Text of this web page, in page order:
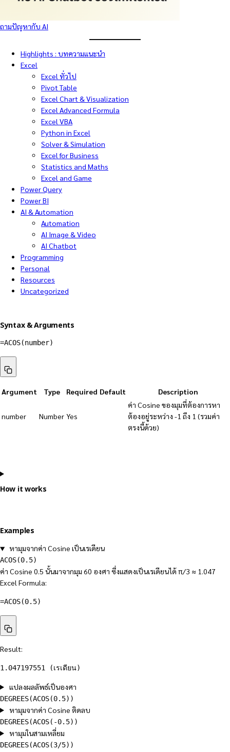
ถามปัญหากับ AI
Highlights : บทความแนะนำ
Excel
Excel ทั่วไป
Pivot Table
Excel Chart & Visualization
Excel Advanced Formula
Excel VBA
Python in Excel
Solver & Simulation
Excel for Business
Statistics and Maths
Excel and Game
Power Query
Power BI
AI & Automation
Automation
AI Image & Video
AI Chatbot
Programming
Personal
Resources
Uncategorized
Syntax & Arguments
=ACOS(number)
Argument Type Required Default Description
number Number Yes
ค่า Cosine ของมุมที่ต้องการหา
ต้องอยู่ระหว่าง -1 ถึง 1 (รวมค่า
ตรงนี้ด้วย)
How it works
Examples
หามุมจากค่า Cosine เป็นเรเดียน
ACOS(0.5)
ค่า Cosine 0.5 นั้นมาจากมุม 60 องศา ซึ่งแสดงเป็นเรเดียนได้ π/3 ≈ 1.047
Excel Formula:
=ACOS(0.5)
Result:
1.047197551 (เรเดียน)
แปลงผลลัพธ์เป็นองศา
DEGREES(ACOS(0.5))
หามุมจากค่า Cosine ติดลบ
DEGREES(ACOS(-0.5))
หามุมในสามเหลี่ยม
DEGREES(ACOS(3/5))